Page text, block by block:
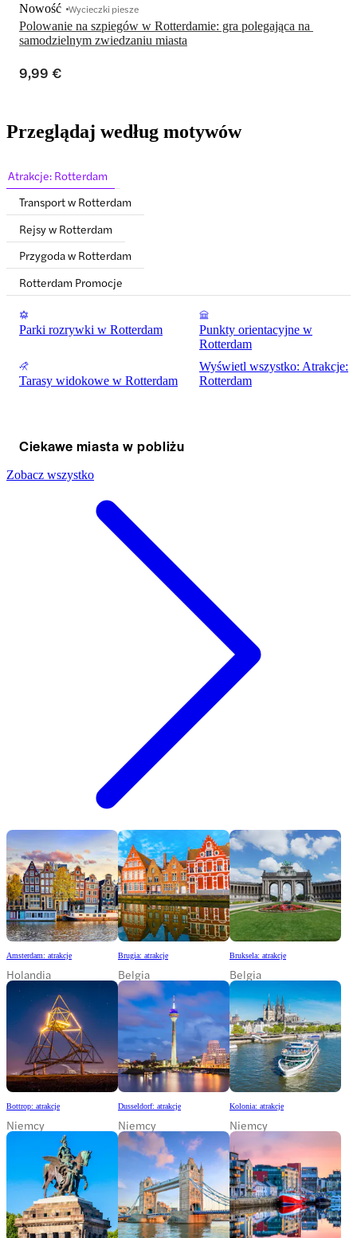
Polowanie na szpiegów w Rotterdamie: gra polegająca na
samodzielnym zwiedzaniu miasta
Nowość Wycieczki piesze
9,99 €
Przeglądaj według motywów
Atrakcje: Rotterdam
Transport w Rotterdam
Rejsy w Rotterdam
Przygoda w Rotterdam
Rotterdam Promocje
Parki rozrywki w Rotterdam
Punkty orientacyjne w
Rotterdam
Tarasy widokowe w Rotterdam
Wyświetl wszystko: Atrakcje:
Rotterdam
Ciekawe miasta w pobliżu
Zobacz wszystko
Amsterdam: atrakcje
Holandia
Brugia: atrakcje
Belgia
Bruksela: atrakcje
Belgia
Bottrop: atrakcje
Niemcy
Dusseldorf: atrakcje
Niemcy
Kolonia: atrakcje
Niemcy